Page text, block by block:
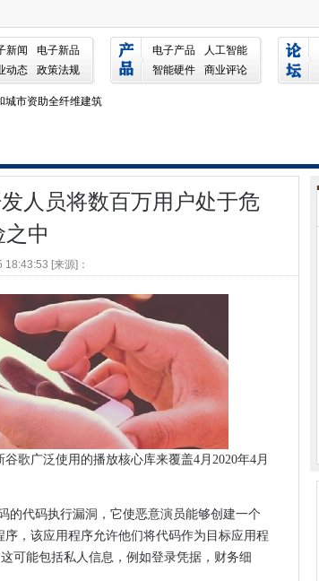
新闻
电子新品
动态
政策法规
电子产品
人工智能
智能硬件
商业评论
用户处于危险之中
全优势面临制裁
技能和专业知识
世界
球拼赠收入来自25个城市
出纤维宽带
环保运营商的多年派对协议
险”
云报价
应用程序迁移
人员将数百万用户处于危
之中
[来源]：
歌广泛使用的播放核心库来覆盖4月2020年4月
的代码执行漏洞，它使恶意演员能够创建一个
，该应用程序允许他们将代码作为目标应用程
可能包括私人信息，例如登录凭据，财务细